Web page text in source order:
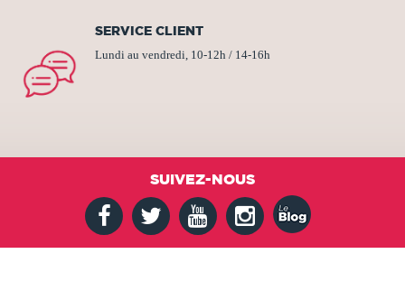
SERVICE CLIENT
Lundi au vendredi, 10-12h / 14-16h
SUIVEZ-NOUS